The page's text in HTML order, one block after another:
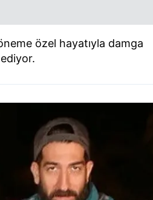
özel hayatıyla damga